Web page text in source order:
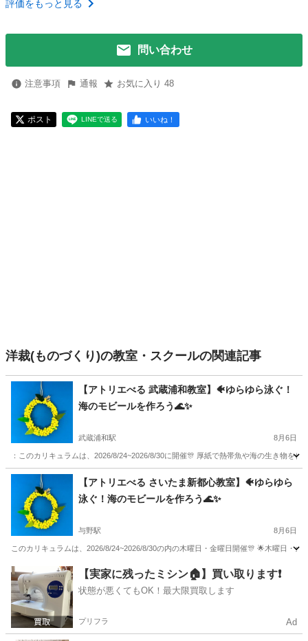
評価をもっと見る
問い合わせ
注意事項 通報 お気に入り 48
ポスト LINEで送る いいね！
洋裁(ものづくり)の教室・スクールの関連記事
【アトリエべる 武蔵浦和教室】🐠ゆらゆら泳ぐ！
海のモビールを作ろう🌊✨
武蔵浦和駅 8月6日
：このカリキュラムは、2026/8/24~2026/8/30に開催🎊 厚紙で熱帯魚や海の生き物を
埼玉 さいたま市 武蔵浦和駅 ものづくり アトリエ
【アトリエべる さいたま新都心教室】🐠ゆらゆら
泳ぐ！海のモビールを作ろう🌊✨
与野駅 8月6日
このカリキュラムは、2026/8/24~2026/8/30の内の木曜日・金曜日開催🎊 🌟木曜日・
さいたま市 与野駅 ものづくり モビール
【実家に残ったミシン🏠】買い取ります❗️
状態が悪くてもOK！最大限買取します
プリフラ Ad